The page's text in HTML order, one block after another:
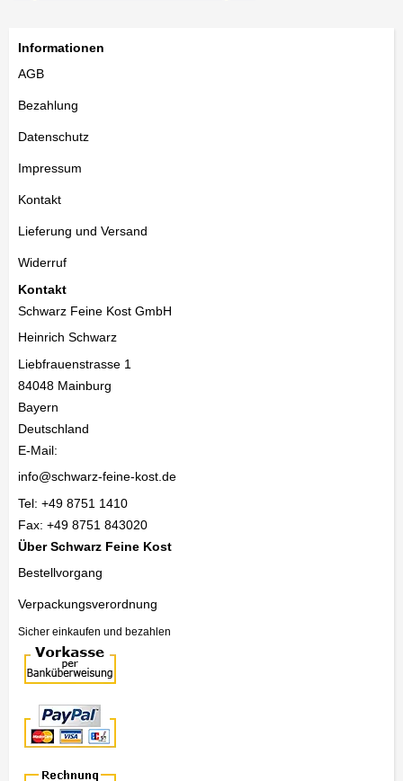
Informationen
AGB
Bezahlung
Datenschutz
Impressum
Kontakt
Lieferung und Versand
Widerruf
Kontakt
Schwarz Feine Kost GmbH
Heinrich Schwarz
Liebfrauenstrasse 1
84048 Mainburg
Bayern
Deutschland
E-Mail:
info@schwarz-feine-kost.de
Tel: +49 8751 1410
Fax: +49 8751 843020
Über Schwarz Feine Kost
Bestellvorgang
Verpackungsverordnung
Sicher einkaufen und bezahlen